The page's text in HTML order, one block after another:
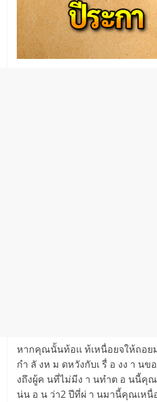
หากคุณนั้นท้อเเ ท้เหนื่อยจให้ถอ
กำ ลั งห ม ดหวังกับเ รื่ อ งง า น
งถึงผู้ค นที่ไม่มีง า นทำต อ นนี้คุณ
น่น อ น ว่า2 ปีที่ผ่ า นมานี้คุณเหนื่